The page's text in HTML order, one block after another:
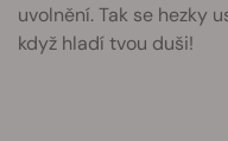
uvolnění. Tak se hezky
když hladí tvou duši!